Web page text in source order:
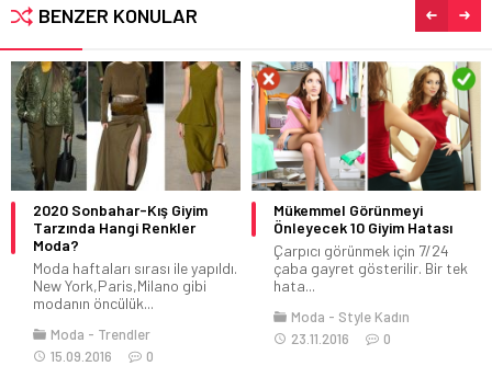
BENZER KONULAR
2020 Sonbahar-Kış Giyim
Tarzında Hangi Renkler
Moda?
Moda haftaları sırası ile yapıldı.
New York,Paris,Milano gibi
modanın öncülük...
Moda
Trendler
15.09.2016
0
Mükemmel Görünmeyi
Önleyecek 10 Giyim Hatası
Çarpıcı görünmek için 7/24
çaba gayret gösterilir. Bir tek
hata...
Moda
Style Kadın
23.11.2016
0